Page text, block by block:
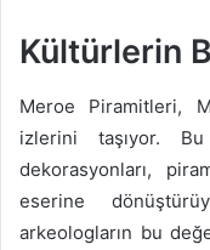
Kültürlerin
Meroe Piramitleri,
izlerini taşıyor.
dekorasyonları,
eserine
arkeologların bu